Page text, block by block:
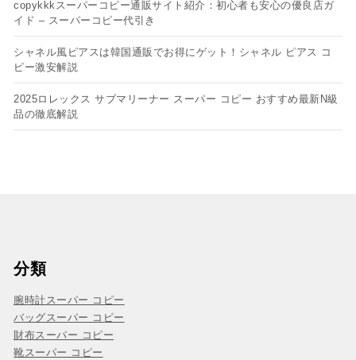
copykkkスーパーコピー通販サイト紹介：初心者も安心の優良店ガ
イド – スーパーコピー代引き
シャネル風ピアスは韓国通販でお得にゲット！シャネル ピアス コ
ピー​激安解説
2025ロレックス サブマリーナー スーパー コピー おすすめ最新N級
品の徹底解説
分類
腕時計スーパー コピー
バッグスーパー コピー
財布スーパー コピー
靴スーパー コピー